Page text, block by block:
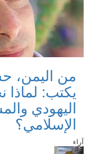
من اليمن،
يكتب: لماذا
اليهودي
الإسلامي؟
آراء